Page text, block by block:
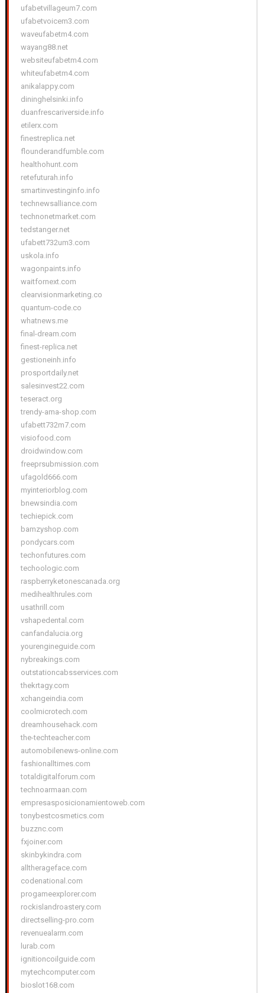
ufabetvillageum7.com
ufabetvoicem3.com
waveufabetm4.com
wayang88.net
websiteufabetm4.com
whiteufabetm4.com
anikalappy.com
dininghelsinki.info
duanfrescariverside.info
etilerx.com
finestreplica.net
flounderandfumble.com
healthohunt.com
retefuturah.info
smartinvestinginfo.info
technewsalliance.com
technonetmarket.com
tedstanger.net
ufabett732um3.com
uskola.info
wagonpaints.info
waitfornext.com
clearvisionmarketing.co
quantum-code.co
whatnews.me
final-dream.com
finest-replica.net
gestioneinh.info
prosportdaily.net
salesinvest22.com
teseract.org
trendy-ama-shop.com
ufabett732m7.com
visiofood.com
droidwindow.com
freeprsubmission.com
ufagold666.com
myinteriorblog.com
bnewsindia.com
techiepick.com
bamzyshop.com
pondycars.com
techonfutures.com
techoologic.com
raspberryketonescanada.org
medihealthrules.com
usathrill.com
vshapedental.com
canfandalucia.org
yourengineguide.com
nybreakings.com
outstationcabsservices.com
thekrtagy.com
xchangeindia.com
coolmicrotech.com
dreamhousehack.com
the-techteacher.com
automobilenews-online.com
fashionalltimes.com
totaldigitalforum.com
technoarmaan.com
empresasposicionamientoweb.com
tonybestcosmetics.com
buzznc.com
fxjoiner.com
skinbykindra.com
alltherageface.com
codenational.com
progameexplorer.com
rockislandroastery.com
directselling-pro.com
revenuealarm.com
lurab.com
ignitioncoilguide.com
mytechcomputer.com
bioslot168.com